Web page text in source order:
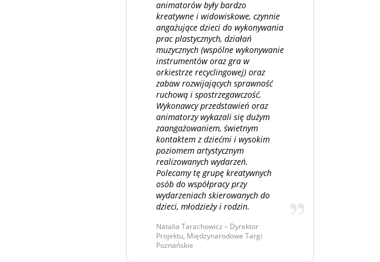
animatorów były bardzo
kreatywne i widowiskowe, czynnie
angażujące dzieci do wykonywania
prac plastycznych, działań
muzycznych (wspólne wykonywanie
instrumentów oraz gra w
orkiestrze recyclingowej) oraz
zabaw rozwijających sprawność
ruchową i spostrzegawczość.
Wykonawcy przedstawień oraz
animatorzy wykazali się dużym
zaangażowaniem, świetnym
kontaktem z dziećmi i wysokim
poziomem artystycznym
realizowanych wydarzeń.
Polecamy tę grupę kreatywnych
osób do współpracy przy
wydarzeniach skierowanych do
dzieci, młodzieży i rodzin.
Natalia Tarachowicz – Dyrektor
Projektu, Międzynarodowe Targi
Poznańskie